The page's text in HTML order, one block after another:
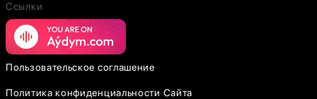
Ссылки
Пользовательское соглашение
Политика конфиденциальности Сайта